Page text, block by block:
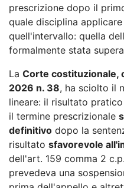
prescrizione dopo il
quale disciplina
quell'intervallo: quella
formalmente stata
La Corte costituzionale,
2026 n. 38, ha sciolto il
lineare: il risultato
il termine prescrizionale
definitivo dopo la
risultato sfavorevole
dell'art. 159 comma 2
prevedeva una